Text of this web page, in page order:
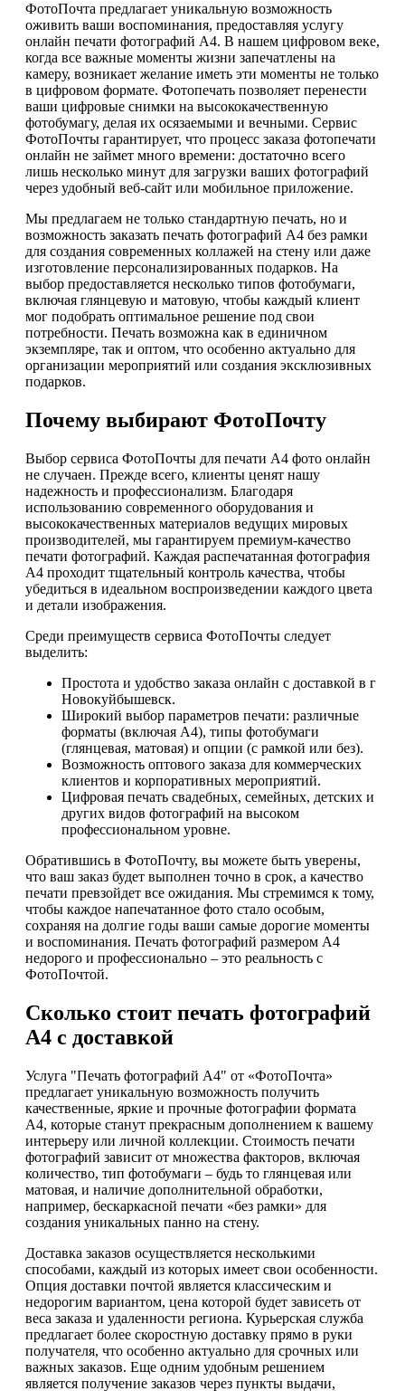
ФотоПочта предлагает уникальную возможность
оживить ваши воспоминания, предоставляя услугу
онлайн печати фотографий А4. В нашем цифровом веке,
когда все важные моменты жизни запечатлены на
камеру, возникает желание иметь эти моменты не только
в цифровом формате. Фотопечать позволяет перенести
ваши цифровые снимки на высококачественную
фотобумагу, делая их осязаемыми и вечными. Сервис
ФотоПочты гарантирует, что процесс заказа фотопечати
онлайн не займет много времени: достаточно всего
лишь несколько минут для загрузки ваших фотографий
через удобный веб-сайт или мобильное приложение.
Мы предлагаем не только стандартную печать, но и
возможность заказать печать фотографий А4 без рамки
для создания современных коллажей на стену или даже
изготовление персонализированных подарков. На
выбор предоставляется несколько типов фотобумаги,
включая глянцевую и матовую, чтобы каждый клиент
мог подобрать оптимальное решение под свои
потребности. Печать возможна как в единичном
экземпляре, так и оптом, что особенно актуально для
организации мероприятий или создания эксклюзивных
подарков.
Почему выбирают ФотоПочту
Выбор сервиса ФотоПочты для печати А4 фото онлайн
не случаен. Прежде всего, клиенты ценят нашу
надежность и профессионализм. Благодаря
использованию современного оборудования и
высококачественных материалов ведущих мировых
производителей, мы гарантируем премиум-качество
печати фотографий. Каждая распечатанная фотография
А4 проходит тщательный контроль качества, чтобы
убедиться в идеальном воспроизведении каждого цвета
и детали изображения.
Среди преимуществ сервиса ФотоПочты следует
выделить:
Простота и удобство заказа онлайн с доставкой в г
Новокуйбышевск.
Широкий выбор параметров печати: различные
форматы (включая А4), типы фотобумаги
(глянцевая, матовая) и опции (с рамкой или без).
Возможность оптового заказа для коммерческих
клиентов и корпоративных мероприятий.
Цифровая печать свадебных, семейных, детских и
других видов фотографий на высоком
профессиональном уровне.
Обратившись в ФотоПочту, вы можете быть уверены,
что ваш заказ будет выполнен точно в срок, а качество
печати превзойдет все ожидания. Мы стремимся к тому,
чтобы каждое напечатанное фото стало особым,
сохраняя на долгие годы ваши самые дорогие моменты
и воспоминания. Печать фотографий размером А4
недорого и профессионально – это реальность с
ФотоПочтой.
Сколько стоит печать фотографий
А4 с доставкой
Услуга "Печать фотографий А4" от «ФотоПочта»
предлагает уникальную возможность получить
качественные, яркие и прочные фотографии формата
А4, которые станут прекрасным дополнением к вашему
интерьеру или личной коллекции. Стоимость печати
фотографий зависит от множества факторов, включая
количество, тип фотобумаги – будь то глянцевая или
матовая, и наличие дополнительной обработки,
например, бескаркасной печати «без рамки» для
создания уникальных панно на стену.
Доставка заказов осуществляется несколькими
способами, каждый из которых имеет свои особенности.
Опция доставки почтой является классическим и
недорогим вариантом, цена которой будет зависеть от
веса заказа и удаленности региона. Курьерская служба
предлагает более скоростную доставку прямо в руки
получателя, что особенно актуально для срочных или
важных заказов. Еще одним удобным решением
является получение заказов через пункты выдачи,